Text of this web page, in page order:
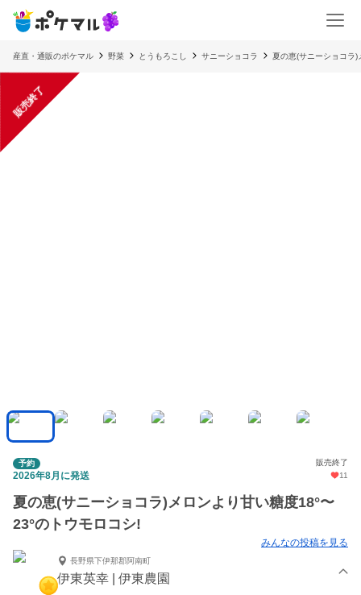
産直・通販のポケマル 野菜 とうもろこし サニーショコラ 夏の恵(サニーショコラ)
販売終了
予約 販売終了
2026年8月に発送 11
夏の恵(サニーショコラ)メロンより甘い糖度18°〜
23°のトウモロコシ!
みんなの投稿を見る
長野県下伊那郡阿南町
伊東英幸 | 伊東農園